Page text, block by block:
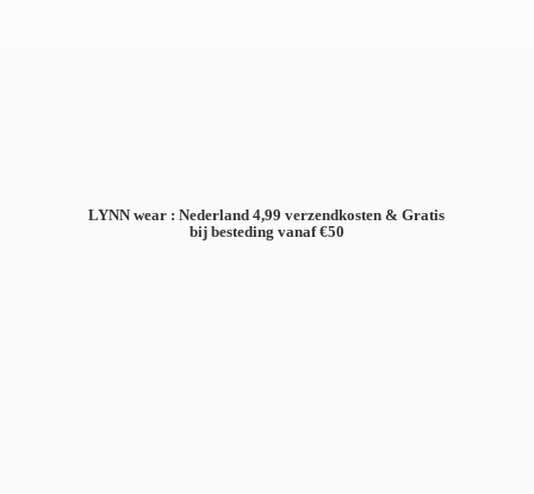
LYNN wear : Nederland 4,99 verzendkosten & Gratis
bij besteding vanaf €50